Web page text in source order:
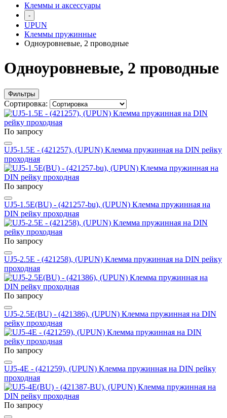
Клеммы и аксессуары
-
UPUN
Клеммы пружинные
Одноуровневые, 2 проводные
Одноуровневые, 2 проводные
Фильтры
Сортировка:
По запросу
UJ5-1.5E - (421257), (UPUN) Клемма пружинная на DIN рейку
проходная
По запросу
UJ5-1.5E(BU) - (421257-bu), (UPUN) Клемма пружинная на
DIN рейку проходная
По запросу
UJ5-2.5E - (421258), (UPUN) Клемма пружинная на DIN рейку
проходная
По запросу
UJ5-2.5E(BU) - (421386), (UPUN) Клемма пружинная на DIN
рейку проходная
По запросу
UJ5-4E - (421259), (UPUN) Клемма пружинная на DIN рейку
проходная
По запросу